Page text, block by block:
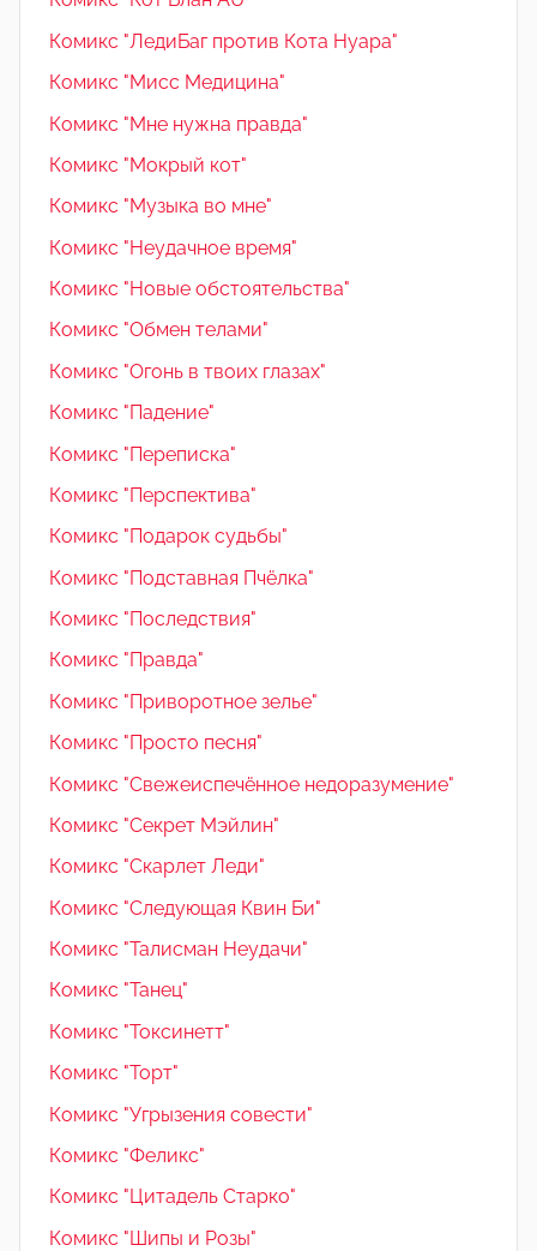
Комикс "ЛедиБаг против Кота Нуара"
Комикс "Мисс Медицина"
Комикс "Мне нужна правда"
Комикс "Мокрый кот"
Комикс "Музыка во мне"
Комикс "Неудачное время"
Комикс "Новые обстоятельства"
Комикс "Обмен телами"
Комикс "Огонь в твоих глазах"
Комикс "Падение"
Комикс "Переписка"
Комикс "Перспектива"
Комикс "Подарок судьбы"
Комикс "Подставная Пчёлка"
Комикс "Последствия"
Комикс "Правда"
Комикс "Приворотное зелье"
Комикс "Просто песня"
Комикс "Свежеиспечённое недоразумение"
Комикс "Секрет Мэйлин"
Комикс "Скарлет Леди"
Комикс "Следующая Квин Би"
Комикс "Талисман Неудачи"
Комикс "Танец"
Комикс "Токсинетт"
Комикс "Торт"
Комикс "Угрызения совести"
Комикс "Феликс"
Комикс "Цитадель Старко"
Комикс "Шипы и Розы"